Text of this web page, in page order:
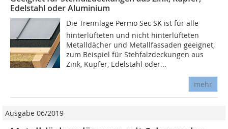
Edelstahl oder Aluminium
Die Trennlage Permo Sec SK ist für alle
hinterlüfteten und nicht hinterlüfteten
Metalldächer und Metallfassaden geeignet,
zum Beispiel für Stehfalzdeckungen aus
Zink, Kupfer, Edelstahl oder...
mehr
Ausgabe 06/2019